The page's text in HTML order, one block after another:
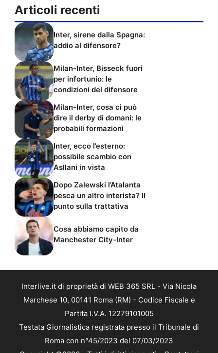
Articoli recenti
Inter, sirene dalla Spagna:
addio al difensore?
Milan-Inter, Bisseck fuori
per infortunio: le
condizioni del difensore
Milan-Inter, cosa ci può
dire il derby di domani: le
probabili formazioni
Inter, ecco l’esterno:
possibile scambio con
Asllani in vista
Dopo Zalewski l’Atalanta
pesca un altro interista? Il
punto sulla trattativa
Cosa abbiamo capito da
Manchester City-Inter
Interlive.it di proprietà di WEB 365 SRL - Via Nicola
Marchese 10, 00141 Roma (RM) - Codice Fiscale e
Partita I.V.A. 12279101005
Testata Giornalistica registrata presso il Tribunale di
Roma con n°45/2023 del 07/03/2023